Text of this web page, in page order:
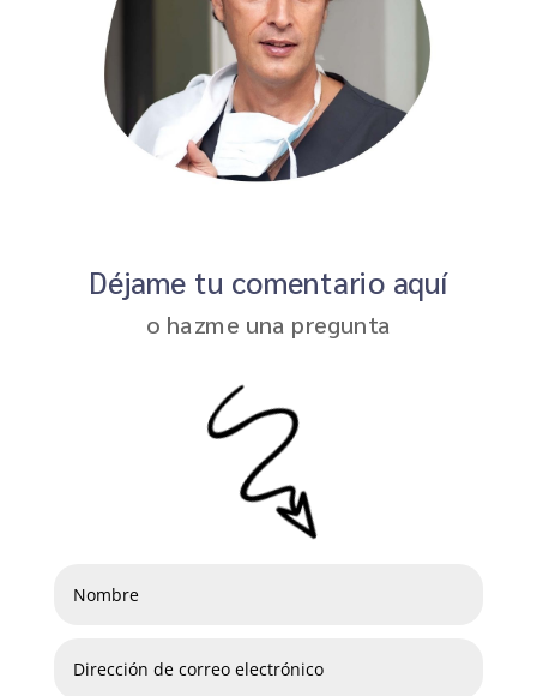
Déjame tu comentario aquí
o hazme una pregunta